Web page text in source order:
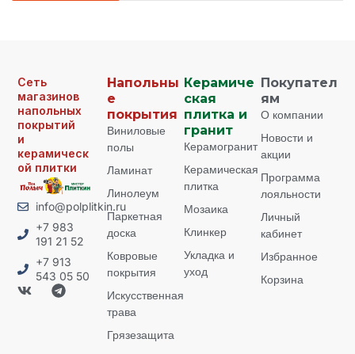
Сеть
магазинов
напольных
покрытий
и
керамическ
ой плитки
info@polplitkin.ru
+7 983
191 21 52
+7 913
543 05 50
Напольны
е
покрытия
Виниловые
полы
Ламинат
Линолеум
Паркетная
доска
Ковровые
покрытия
Искусственная
трава
Грязезащита
Керамиче
ская
плитка и
гранит
Керамогранит
Керамическая
плитка
Мозаика
Клинкер
Укладка и
уход
Покупател
ям
О компании
Новости и
акции
Программа
лояльности
Личный
кабинет
Избранное
Корзина